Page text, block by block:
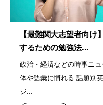
【最難関大志望者向
するための勉強法...
政治・経済などの時事ニ
体や語彙に慣れる 話題別
ジ...